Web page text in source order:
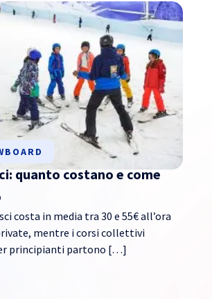
quanto costano e come
costa in media tra 30 e 55€ all’ora
mentre i corsi collettivi
principianti partono […]